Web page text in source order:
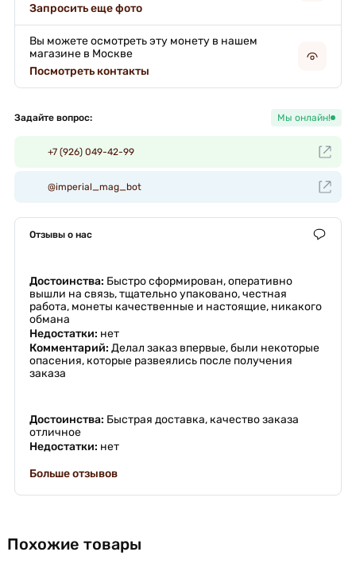
Запросить еще фото
Вы можете осмотреть эту монету в нашем
магазине в Москве
Посмотреть контакты
Задайте вопрос: Мы онлайн!
+7 (926) 049-42-99
@imperial_mag_bot
Отзывы о нас
Достоинства: Быстро сформирован, оперативно
вышли на связь, тщательно упаковано, честная
работа, монеты качественные и настоящие, никакого
обмана
Недостатки: нет
Комментарий: Делал заказ впервые, были некоторые
опасения, которые развеялись после получения
заказа
Достоинства: Быстрая доставка, качество заказа
отличное
Недостатки: нет
Больше отзывов
Похожие товары